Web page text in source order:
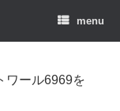
menu
ワール6969を